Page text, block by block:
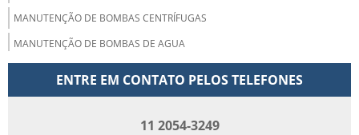
MANUTENÇÃO DE BOMBAS CENTRÍFUGAS
MANUTENÇÃO DE BOMBAS DE AGUA
MANUTENÇÃO DE COMPRESSORES PARAFUSO
MANUTENÇÃO DE INVERSORES DE FREQUENCIA
ENTRE EM CONTATO PELOS TELEFONES
11 2054-3249